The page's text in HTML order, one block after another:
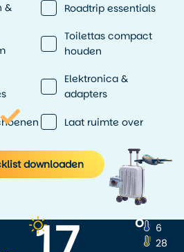
&
Roadtrip essentials
Toilettas compact
houden
Elektronica &
adapters
Laat ruimte over
downloaden
o
6
28